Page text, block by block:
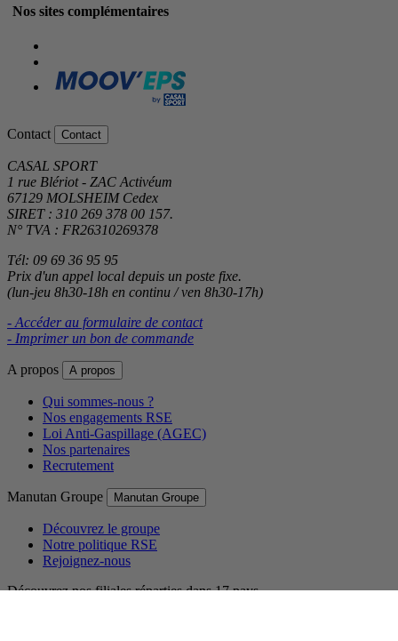
Nos sites complémentaires
Contact Contact
CASAL SPORT
1 rue Blériot - ZAC Activéum
67129 MOLSHEIM Cedex
SIRET : 310 269 378 00 157.
N° TVA : FR26310269378
Tél: 09 69 36 95 95
Prix d'un appel local depuis un poste fixe.
(lun-jeu 8h30-18h en continu / ven 8h30-17h)
- Accéder au formulaire de contact
- Imprimer un bon de commande
A propos A propos
Qui sommes-nous ?
Nos engagements RSE
Loi Anti-Gaspillage (AGEC)
Nos partenaires
Recrutement
Manutan Groupe Manutan Groupe
Découvrez le groupe
Notre politique RSE
Rejoignez-nous
Découvrez nos filiales réparties dans 17 pays.